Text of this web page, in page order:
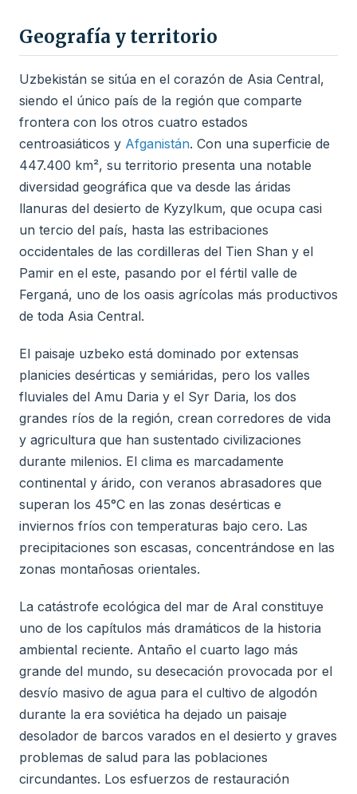
Geografía y territorio
Uzbekistán se sitúa en el corazón de Asia Central,
siendo el único país de la región que comparte
frontera con los otros cuatro estados
centroasiáticos y Afganistán. Con una superficie de
447.400 km², su territorio presenta una notable
diversidad geográfica que va desde las áridas
llanuras del desierto de Kyzylkum, que ocupa casi
un tercio del país, hasta las estribaciones
occidentales de las cordilleras del Tien Shan y el
Pamir en el este, pasando por el fértil valle de
Ferganá, uno de los oasis agrícolas más productivos
de toda Asia Central.
El paisaje uzbeko está dominado por extensas
planicies desérticas y semiáridas, pero los valles
fluviales del Amu Daria y el Syr Daria, los dos
grandes ríos de la región, crean corredores de vida
y agricultura que han sustentado civilizaciones
durante milenios. El clima es marcadamente
continental y árido, con veranos abrasadores que
superan los 45°C en las zonas desérticas e
inviernos fríos con temperaturas bajo cero. Las
precipitaciones son escasas, concentrándose en las
zonas montañosas orientales.
La catástrofe ecológica del mar de Aral constituye
uno de los capítulos más dramáticos de la historia
ambiental reciente. Antaño el cuarto lago más
grande del mundo, su desecación provocada por el
desvío masivo de agua para el cultivo de algodón
durante la era soviética ha dejado un paisaje
desolador de barcos varados en el desierto y graves
problemas de salud para las poblaciones
circundantes. Los esfuerzos de restauración